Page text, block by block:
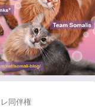
レ同伴権